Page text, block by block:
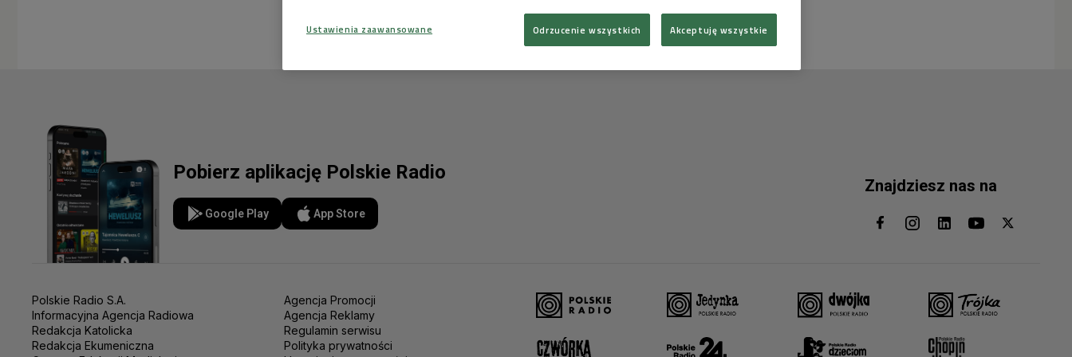
Pobierz aplikację Polskie Radio
Google Play App Store
Znajdziesz nas na
Polskie Radio S.A.
Informacyjna Agencja Radiowa
Redakcja Katolicka
Redakcja Ekumeniczna
Agencja Promocji
Agencja Reklamy
Regulamin serwisu
Polityka prywatności
Ustawienia zaawansowane Odrzucenie wszystkich Akceptuję wszystkie